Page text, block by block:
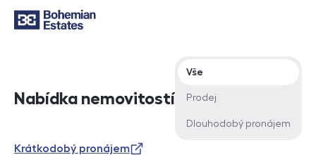
Nabídka nemovitostí
Typ nabídky
Vše
Prodej
Dlouhodobý pronájem
Krátkodobý pronájem